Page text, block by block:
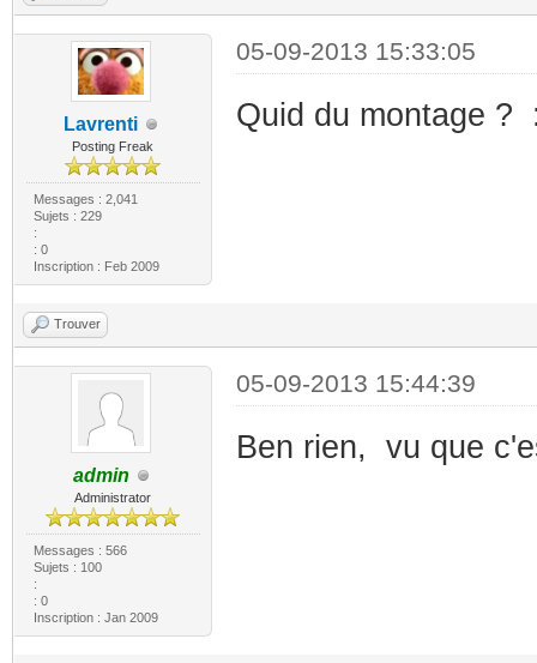
Lavrenti
Posting Freak
Messages : 2,041
Sujets : 229
:
: 0
Inscription : Feb 2009
05-09-2013 15:33:05
Quid du montage ?
Trouver
admin
Administrator
Messages : 566
Sujets : 100
:
: 0
Inscription : Jan 2009
05-09-2013 15:44:39
Ben rien, vu que